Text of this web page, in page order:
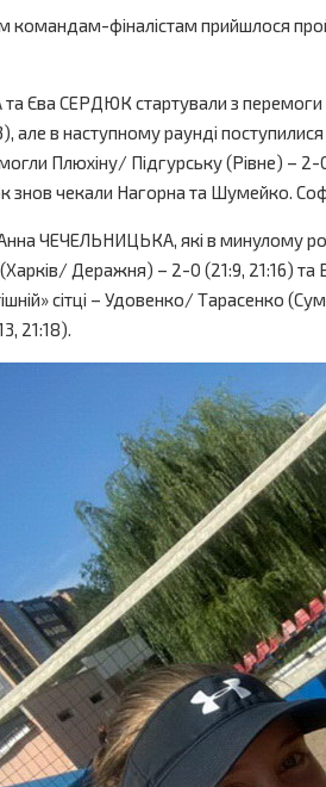
фіналістам прийшлося
Єва СЕРДЮК стартували з
але в наступному раунді
Плюхіну/ Підгурську (Рівне) –
знов чекали Нагорна та Шумейко.
ЧЕЧЕЛЬНИЦЬКА, які в минулому
Деражня) – 2-0 (21:9, 21:16) та
сітці – Удовенко/ Тарасенко
21:18).